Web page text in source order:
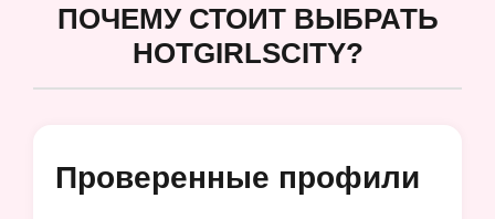
ПОЧЕМУ СТОИТ ВЫБРАТЬ
HOTGIRLSCITY?
Проверенные профили